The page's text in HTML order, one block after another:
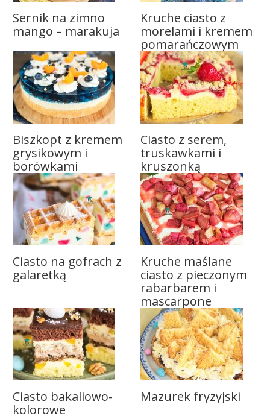
Sernik na zimno
mango – marakuja
Kruche ciasto z
morelami i kremem
pomarańczowym
Biszkopt z kremem
grysikowym i
borówkami
Ciasto z serem,
truskawkami i
kruszonką
Ciasto na gofrach z
galaretką
Kruche maślane
ciasto z pieczonym
rabarbarem i
mascarpone
Ciasto bakaliowo-
kolorowe
Mazurek fryzyjski